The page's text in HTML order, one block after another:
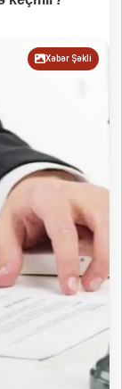
Xəbər Şəkli